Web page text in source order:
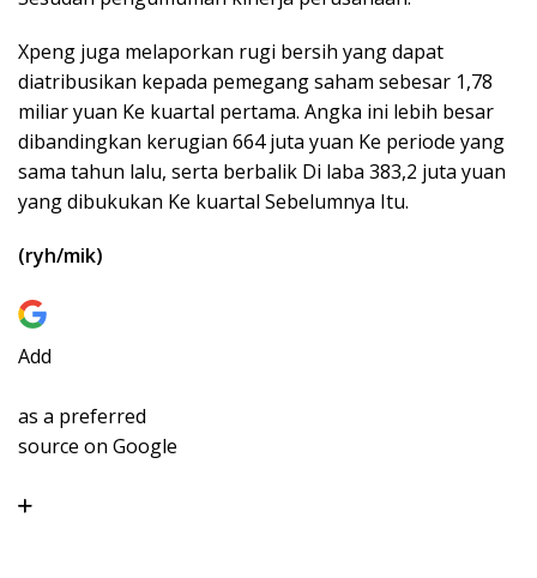
Xpeng juga melaporkan rugi bersih yang dapat
diatribusikan kepada pemegang saham sebesar 1,78
miliar yuan Ke kuartal pertama. Angka ini lebih besar
dibandingkan kerugian 664 juta yuan Ke periode yang
sama tahun lalu, serta berbalik Di laba 383,2 juta yuan
yang dibukukan Ke kuartal Sebelumnya Itu.
(ryh/mik)
Add
as a preferred
source on Google